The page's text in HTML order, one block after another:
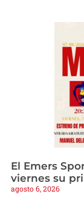
El Emers
viernes su
agosto 6, 2026